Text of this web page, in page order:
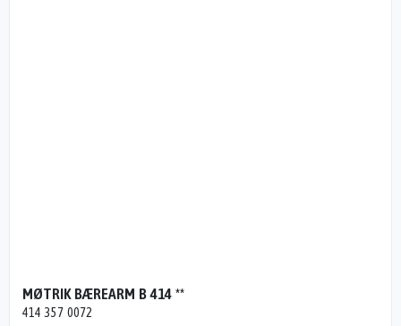
MØTRIK BÆREARM B 414 **
414 357 0072